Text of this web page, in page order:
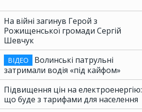
На війні загинув Герой з
Рожищенської громади Сергій
Шевчук
ВІДЕО
Волинські патрульні
затримали водія «під кайфом»
Підвищення цін на електроенергію:
що буде з тарифами для населення